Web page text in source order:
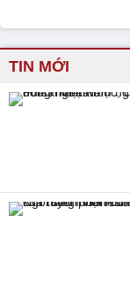
TIN MỚI